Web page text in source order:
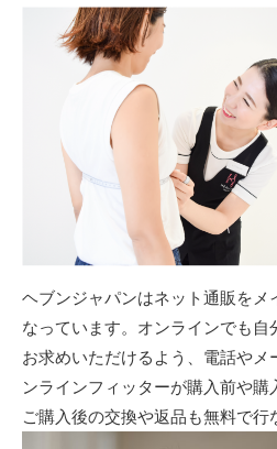
ヘブンジャパンはネット通販を
なっています。オンラインでも
お求めいただけるよう、電話やメ
ンラインフィッターが購入前や購
ご購入後の交換や返品も無料で行